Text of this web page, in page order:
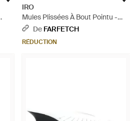
IRO
Mules Plissées À Bout Pointu -
Blanc
De FARFETCH
RÉDUCTION